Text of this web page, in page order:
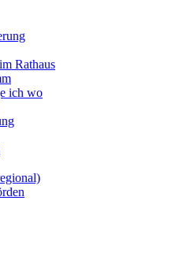
Rathaus
ich wo